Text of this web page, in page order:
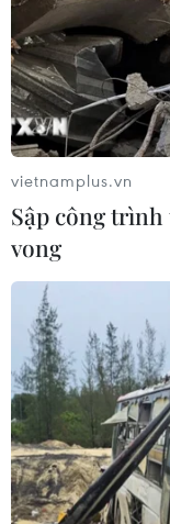
TIN CÙNG
Vĩnh Long huy
liệu phục vụ
07/08/2026 12:30
Bảo mẫu tại cơ
nhận hành vi
vietnamplus.vn
Sập công
vong